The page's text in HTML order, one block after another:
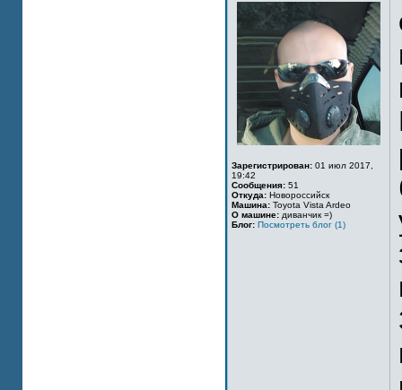
Зарегистрирован: 01 июл 2017,
19:42
Сообщения: 51
Откуда: Новороссийск
Машина: Toyota Vista Ardeo
О машине: диванчик =)
Блог: Посмотреть блог (1)